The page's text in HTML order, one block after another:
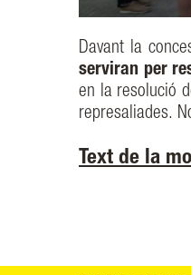
Davant la
serviran per
en la resolució
represaliades.
Text de la